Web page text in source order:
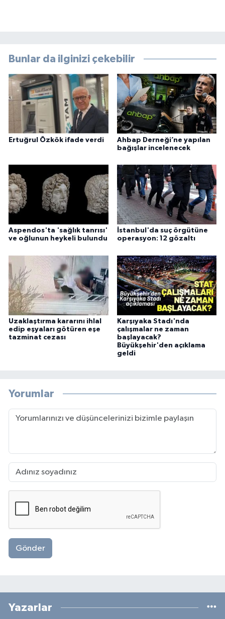
Bunlar da ilginizi çekebilir
Ertuğrul Özkök ifade verdi
Ahbap Derneği’ne yapılan
bağışlar incelenecek
Aspendos'ta 'sağlık tanrısı'
ve oğlunun heykeli bulundu
İstanbul'da suç örgütüne
operasyon: 12 gözaltı
Uzaklaştırma kararını ihlal
edip eşyaları götüren eşe
tazminat cezası
Karşıyaka Stadı'nda
çalışmalar ne zaman
başlayacak?
Büyükşehir'den açıklama
geldi
Yorumlar
Gönder
Yazarlar